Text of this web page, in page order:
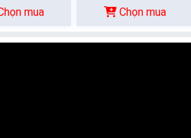
mua Chọn mua